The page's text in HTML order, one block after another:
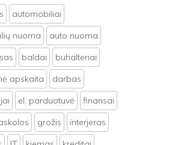
automobiliai
nuoma
auto nuoma
baldai
buhalteriai
apskaita
darbas
el. parduotuvė
finansai
grožis
interjeras